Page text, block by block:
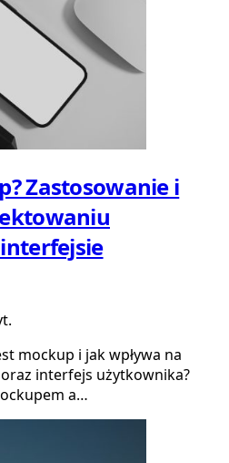
Zastosowanie i
mockup i jak wpływa na
interfejs użytkownika?
a…